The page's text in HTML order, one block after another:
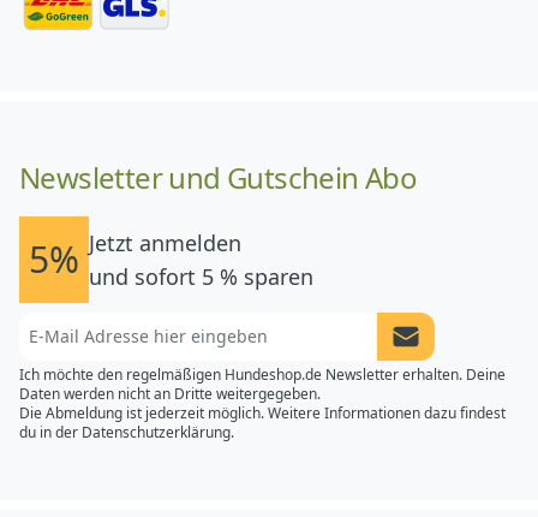
Newsletter und Gutschein Abo
5% Jetzt anmelden
und sofort 5 % sparen
Newsletter
Ich möchte den regelmäßigen Hundeshop.de Newsletter erhalten. Deine
Daten werden nicht an Dritte weitergegeben.
Die Abmeldung ist jederzeit möglich. Weitere Informationen dazu findest
du in der Datenschutzerklärung.